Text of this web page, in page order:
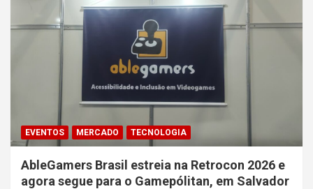
EVENTOS MERCADO TECNOLOGIA
AbleGamers Brasil estreia na Retrocon 2026 e
agora segue para o Gamepólitan, em Salvador